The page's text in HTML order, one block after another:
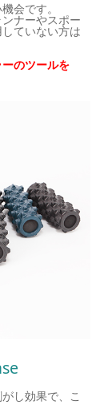
会です。
ナーやスポー
ていない方は
のツールを
し効果で、こ